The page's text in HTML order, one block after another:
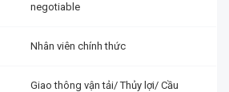
negotiable
Nhân viên chính thức
Giao thông vận tải/ Thủy lợi/ Cầu